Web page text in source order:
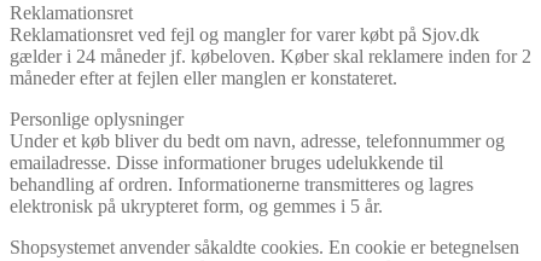
Reklamationsret
Reklamationsret ved fejl og mangler for varer købt på Sjov.dk
gælder i 24 måneder jf. købeloven. Køber skal reklamere inden for 2
måneder efter at fejlen eller manglen er konstateret.
Personlige oplysninger
Under et køb bliver du bedt om navn, adresse, telefonnummer og
emailadresse. Disse informationer bruges udelukkende til
behandling af ordren. Informationerne transmitteres og lagres
elektronisk på ukrypteret form, og gemmes i 5 år.
Shopsystemet anvender såkaldte cookies. En cookie er betegnelsen